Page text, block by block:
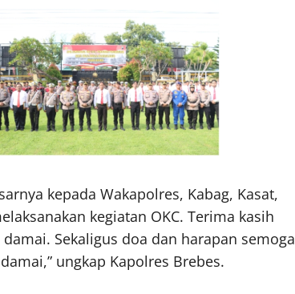
kepada Wakapolres, Kabag, Kasat,
kegiatan OKC. Terima kasih
Sekaligus doa dan harapan semoga
ungkap Kapolres Brebes.